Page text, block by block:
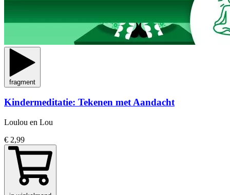
fragment
Kindermeditatie: Tekenen met Aandacht
Loulou en Lou
€ 2,99